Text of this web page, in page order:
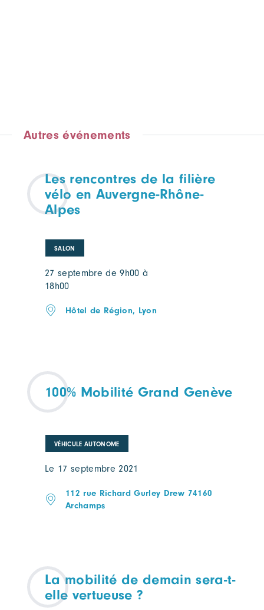
Autres événements
Les rencontres de la filière
vélo en Auvergne-Rhône-
Alpes
SALON
27 septembre de 9h00 à
18h00
Hôtel de Région, Lyon
100% Mobilité Grand Genève
VÉHICULE AUTONOME
Le 17 septembre 2021
112 rue Richard Gurley Drew 74160
Archamps
La mobilité de demain sera-t-
elle vertueuse ?